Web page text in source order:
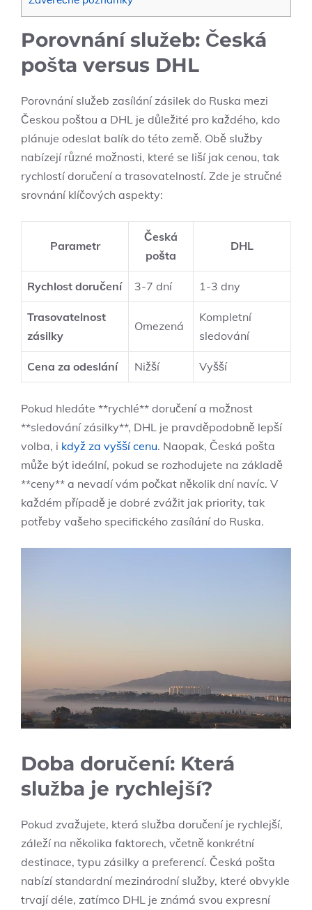
Porovnání služeb: Česká
pošta versus DHL
Porovnání služeb zasílání zásilek do Ruska mezi
Českou poštou a DHL je důležité pro každého, kdo
plánuje odeslat balík do této země. Obě služby
nabízejí různé možnosti, které se liší jak cenou, tak
rychlostí doručení a trasovatelností. Zde je stručné
srovnání klíčových aspekty:
Parametr
Česká
pošta
DHL
Rychlost doručení 3-7 dní 1-3 dny
Trasovatelnost
zásilky
Omezená
Kompletní
sledování
Cena za odeslání Nižší Vyšší
Pokud hledáte **rychlé** doručení a možnost
**sledování zásilky**, DHL je pravděpodobně lepší
volba, i když za vyšší cenu. Naopak, Česká pošta
může být ideální, pokud se rozhodujete na základě
**ceny** a nevadí vám počkat několik dní navíc. V
každém případě je dobré zvážit jak priority, tak
potřeby vašeho specifického zasílání do Ruska.
Doba doručení: Která
služba je rychlejší?
Pokud zvažujete, která služba doručení je rychlejší,
záleží na několika faktorech, včetně konkrétní
destinace, typu zásilky a preferencí. Česká pošta
nabízí standardní mezinárodní služby, které obvykle
trvají déle, zatímco DHL je známá svou expresní